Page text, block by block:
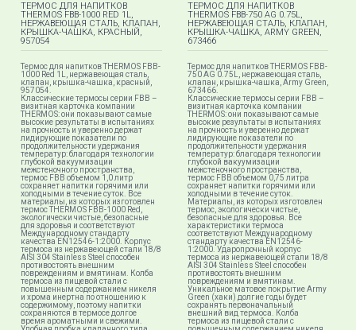
ТЕРМОС ДЛЯ НАПИТКОВ
THERMOS FBB-1000 RED 1L,
НЕРЖАВЕЮЩАЯ СТАЛЬ, КЛАПАН,
КРЫШКА-ЧАШКА, КРАСНЫЙ,
957054
Термос для напитков THERMOS FBB-
1000 Red 1L, нержавеющая сталь,
клапан, крышка-чашка, красный,
957054.
Классические термосы серии FBB –
визитная карточка компании
THERMOS: они показывают самые
высокие результаты в испытаниях
на прочность и уверенно держат
лидирующие показатели по
продолжительности удержания
температур: благодаря технологии
глубокой вакуумизации
межстеночного пространства,
термос FBB объемом 1,0 литр
сохраняет напитки горячими или
холодными в течение суток. Все
материалы, из которых изготовлен
термос THERMOS FBB-1000 Red,
экологически чистые, безопасные
для здоровья и соответствуют
Международному стандарту
качества EN12546-1:2000. Корпус
термоса из нержавеющей стали 18/8
AISI 304 Stainless Steel способен
противостоять внешним
повреждениям и вмятинам. Колба
термоса из пищевой стали с
повышенным содержанием никеля
и хрома инертна по отношению к
содержимому, поэтому напитки
сохраняются в термосе долгое
время ароматными и свежими.
ТЕРМОС ДЛЯ НАПИТКОВ
THERMOS FBB-750 AG 0.75L,
НЕРЖАВЕЮЩАЯ СТАЛЬ, КЛАПАН,
КРЫШКА-ЧАШКА, ARMY GREEN,
673466
Термос для напитков THERMOS FBB-
750 AG 0.75L, нержавеющая сталь,
клапан, крышка-чашка, Army Green,
673466.
Классические термосы серии FBB –
визитная карточка компании
THERMOS: они показывают самые
высокие результаты в испытаниях
на прочность и уверенно держат
лидирующие показатели по
продолжительности удержания
температур: благодаря технологии
глубокой вакуумизации
межстеночного пространства,
термос FBB объемом 0,75 литра
сохраняет напитки горячими или
холодными в течение суток.
Материалы, из которых изготовлен
термос, экологически чистые,
безопасные для здоровья. Все
характеристики термоса
соответствуют Международному
стандарту качества EN12546-
1:2000. Ударопрочный корпус
термоса из нержавеющей стали 18/8
AISI 304 Stainless Steel способен
противостоять внешним
повреждениям и вмятинам.
Уникальное матовое покрытие Army
Green (хаки) долгие годы будет
сохранять первоначальный
внешний вид термоса. Колба
термоса из пищевой стали с